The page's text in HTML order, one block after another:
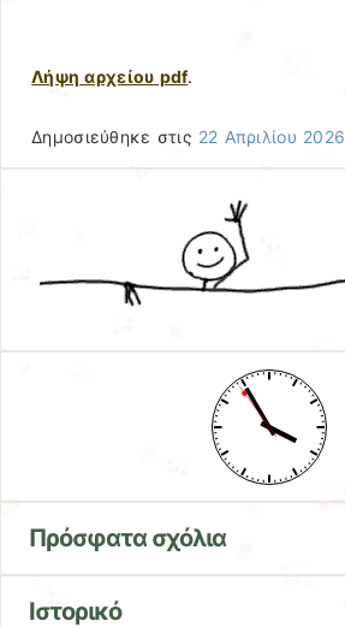
Λήψη αρχείου pdf.
Δημοσιεύθηκε στις 22 Απριλίου 2026
Πρόσφατα σχόλια
Ιστορικό